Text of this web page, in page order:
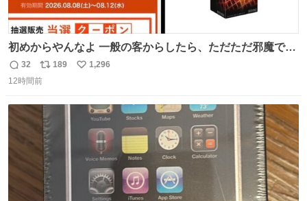
初めからやんなよ 一般の客からしたら、ただただ邪魔でし
かないのよ
返
信
32
リ
ポ
ト
数
189
い
1,296
12時間前